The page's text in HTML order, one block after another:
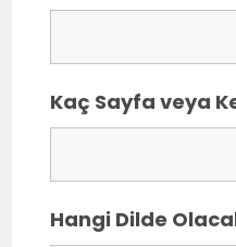
Kaç Sayfa veya
Hangi Dilde